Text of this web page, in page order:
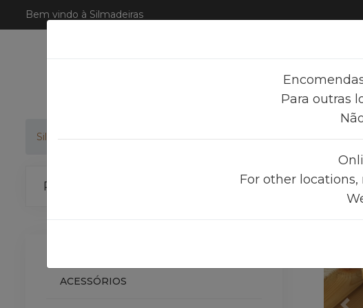
Bem vindo à Silmadeiras
Silmadeiras Produtos BARROTES CASQUINHA TRATADA
ACESSÓRIOS
Para outras
For other